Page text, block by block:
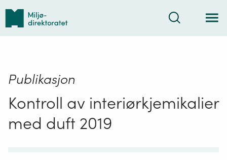
Tilbake
forsiden
Søk
Publikasjon
Kontroll av interiørkjemikalier
med duft 2019